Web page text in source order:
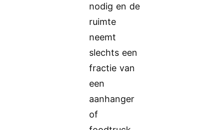
nodig en de
ruimte
neemt
slechts een
fractie van
een
aanhanger
of